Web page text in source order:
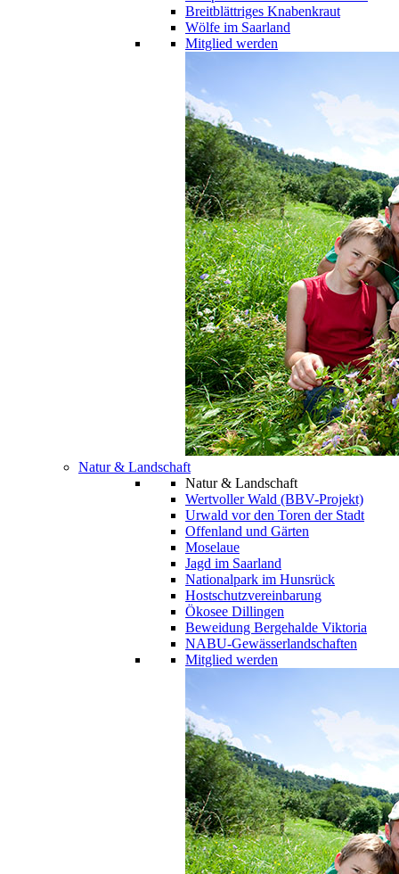
Breitblättriges Knabenkraut
Wölfe im Saarland
Mitglied werden
Natur & Landschaft
Natur & Landschaft
Wertvoller Wald (BBV-Projekt)
Urwald vor den Toren der Stadt
Offenland und Gärten
Moselaue
Jagd im Saarland
Nationalpark im Hunsrück
Hostschutzvereinbarung
Ökosee Dillingen
Beweidung Bergehalde Viktoria
NABU-Gewässerlandschaften
Mitglied werden